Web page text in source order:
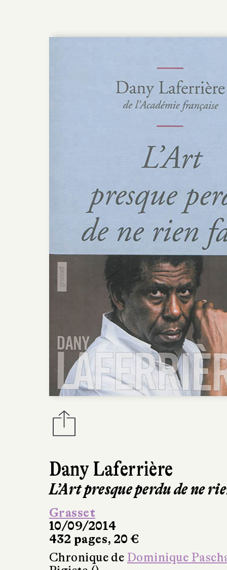
Dany Laferrière
L’Art presque perdu de ne
Grasset
10/09/2014
432 pages, 20 €
Chronique de Dominique